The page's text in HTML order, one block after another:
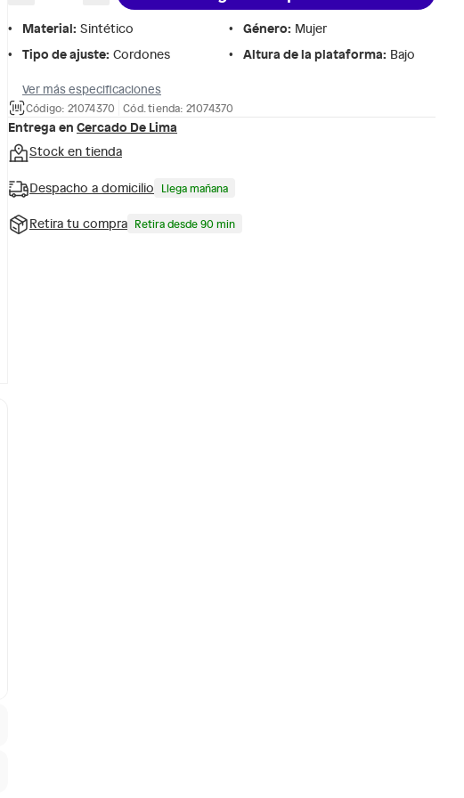
Material: Sintético Género: Mujer
Tipo de ajuste: Cordones Altura de la plataforma: Bajo
Ver más especificaciones
Código: 21074370 Cód. tienda: 21074370
Entrega en Cercado De Lima
Stock en tienda
Despacho a domicilio Llega mañana
Retira tu compra Retira desde 90 min